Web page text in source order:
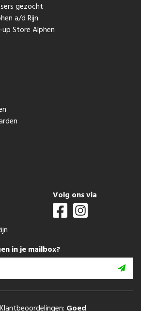
gezocht
a/d Rijn
Store Alphen
Volg ons via
in je mailbox?